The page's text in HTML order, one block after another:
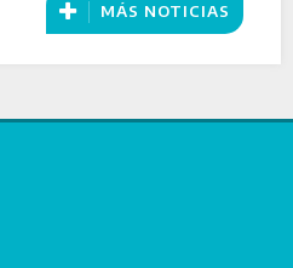
MÁS NOTICIAS